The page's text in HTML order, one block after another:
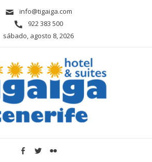
info@tigaiga.com
922 383 500
sábado, agosto 8, 2026